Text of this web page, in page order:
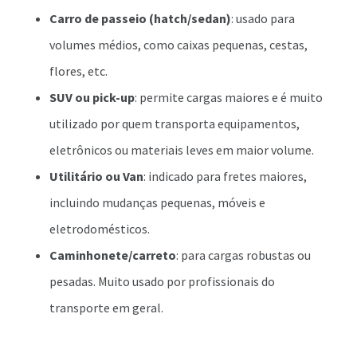
Carro de passeio (hatch/sedan): usado para
volumes médios, como caixas pequenas, cestas,
flores, etc.
SUV ou pick-up: permite cargas maiores e é muito
utilizado por quem transporta equipamentos,
eletrônicos ou materiais leves em maior volume.
Utilitário ou Van: indicado para fretes maiores,
incluindo mudanças pequenas, móveis e
eletrodomésticos.
Caminhonete/carreto: para cargas robustas ou
pesadas. Muito usado por profissionais do
transporte em geral.